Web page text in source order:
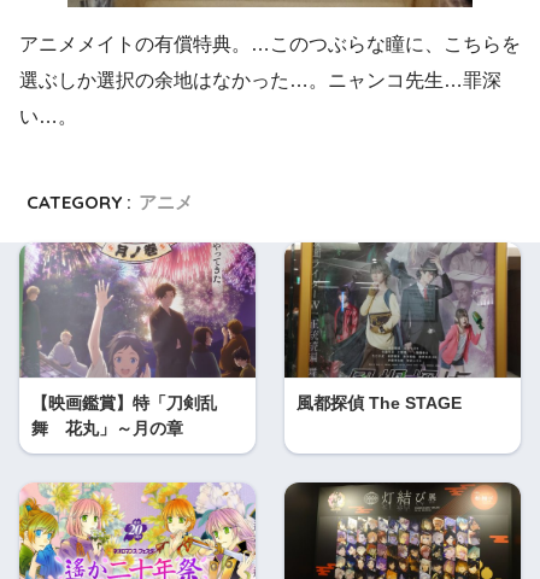
アニメメイトの有償特典。…このつぶらな瞳に、こちらを
選ぶしか選択の余地はなかった…。ニャンコ先生…罪深
い…。
CATEGORY : アニメ
【映画鑑賞】特「刀剣乱
舞 花丸」～月の章
風都探偵 The STAGE